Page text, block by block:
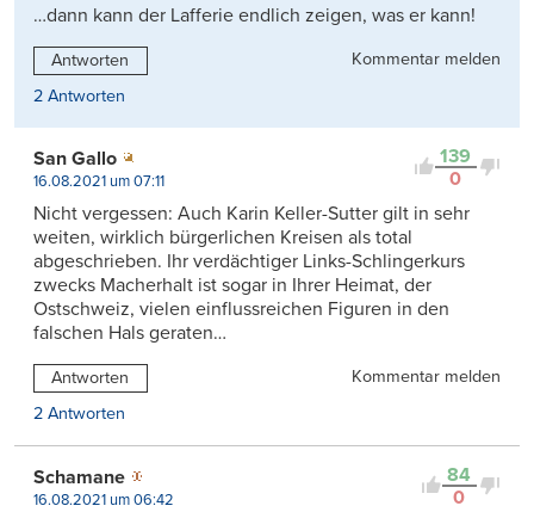
…dann kann der Lafferie endlich zeigen, was er kann!
Antworten
Kommentar melden
2 Antworten
139
0
San Gallo
16.08.2021 um 07:11
Nicht vergessen: Auch Karin Keller-Sutter gilt in sehr
weiten, wirklich bürgerlichen Kreisen als total
abgeschrieben. Ihr verdächtiger Links-Schlingerkurs
zwecks Macherhalt ist sogar in Ihrer Heimat, der
Ostschweiz, vielen einflussreichen Figuren in den
falschen Hals geraten…
Antworten
Kommentar melden
2 Antworten
84
0
Schamane
16.08.2021 um 06:42